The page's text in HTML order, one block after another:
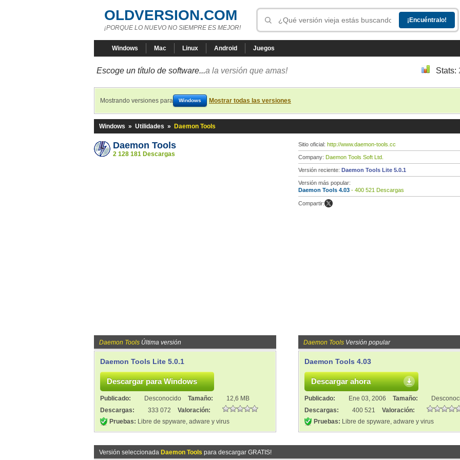
OLDVERSION.COM
¡PORQUE LO NUEVO NO SIEMPRE ES MEJOR!
Windows Mac Linux Android Juegos
Escoge un título de software...a la versión que amas! Stats:
Mostrando versiones para Windows Mostrar todas las versiones
Windows » Utilidades » Daemon Tools
Daemon Tools
2 128 181 Descargas
Sitio oficial: http://www.daemon-tools.cc
Company: Daemon Tools Soft Ltd.
Versión reciente: Daemon Tools Lite 5.0.1
Versión más popular:
Daemon Tools 4.03 - 400 521 Descargas
Compartir:
Daemon Tools Última versión
Daemon Tools Lite 5.0.1
Publicado: Desconocido Tamaño:
12,6 MB
Descargas:
333 072
Valoración:
Pruebas: Libre de spyware, adware y virus
Daemon Tools Versión popular
Daemon Tools 4.03
Descargar ahora
Publicado: Ene 03, 2006 Tamaño:
Descargas:
400 521
Valoración:
Pruebas: Libre de spyware, adware y virus
Versión seleccionada Daemon Tools para descargar GRATIS!